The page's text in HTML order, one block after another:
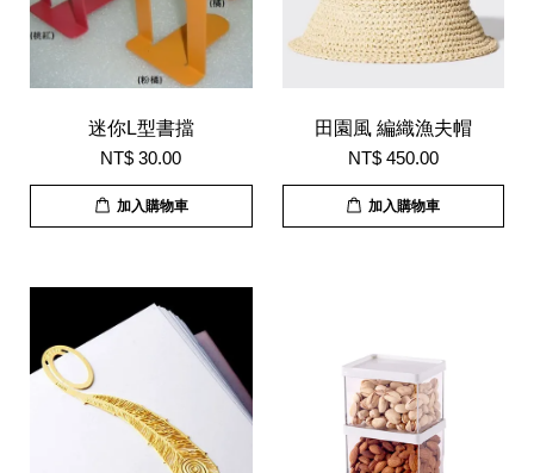
迷你L型書擋
NT$ 30.00
加入購物車
田園風 編織漁夫帽
NT$ 450.00
加入購物車